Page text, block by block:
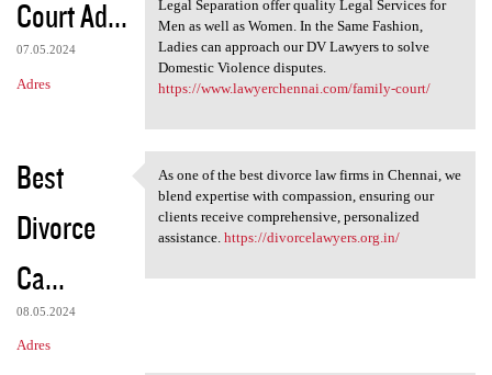
Court Ad...
07.05.2024
Adres
Legal Separation offer quality Legal Services for
Men as well as Women. In the Same Fashion,
Ladies can approach our DV Lawyers to solve
Domestic Violence disputes.
https://www.lawyerchennai.com/family-court/
Best
Divorce
Ca...
08.05.2024
Adres
As one of the best divorce
As one of the best divorce law firms in Chennai, we
blend expertise with compassion, ensuring our
clients receive comprehensive, personalized
assistance. https://divorcelawyers.org.in/